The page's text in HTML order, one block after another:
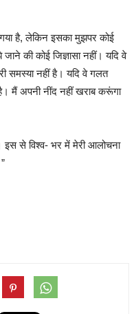
है, लेकिन इसका मुझपर कोई
की कोई जिज्ञासा नहीं। यदि वे
समस्या नहीं है। यदि वे गलत
मैं अपनी नींद नहीं खराब करूंगा
से विश्व- भर में मेरी आलोचना